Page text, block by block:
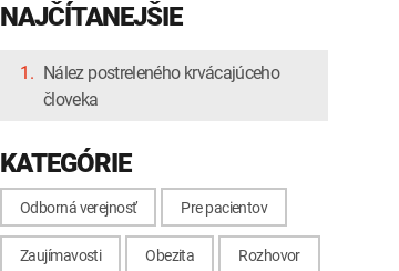
NAJČÍTANEJŠIE
1. Nález postreleného krvácajúceho
človeka
KATEGÓRIE
Odborná verejnosť Pre pacientov
Zaujímavosti Obezita Rozhovor